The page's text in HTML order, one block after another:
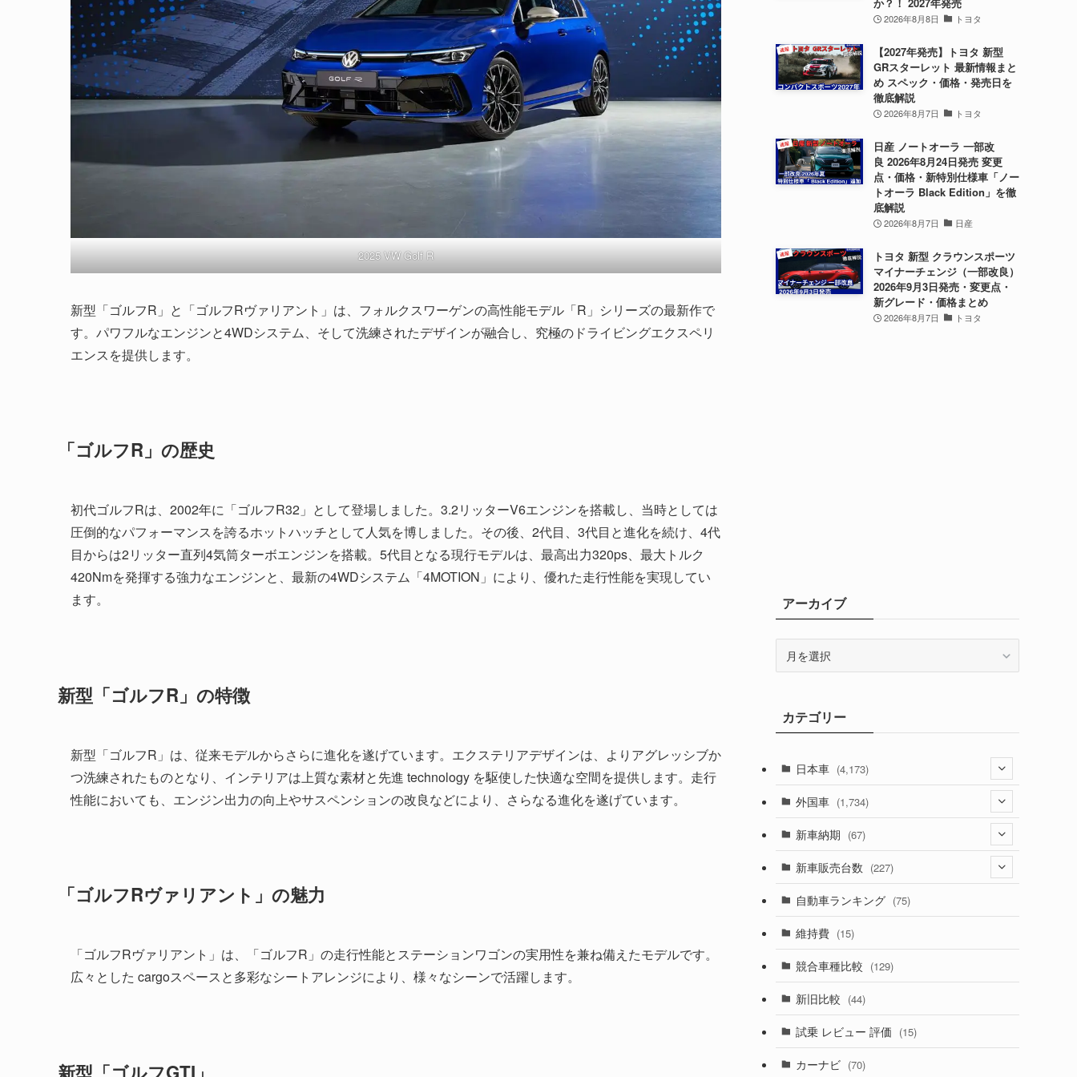
2025 VW Golf R
新型「ゴルフR」と「ゴルフRヴァリアント」は、フォルクスワーゲンの高性能モデル「R」シリーズの最新作で
す。パワフルなエンジンと4WDシステム、そして洗練されたデザインが融合し、究極のドライビングエクスペリ
エンスを提供します。
「ゴルフR」の歴史
初代ゴルフRは、2002年に「ゴルフR32」として登場しました。3.2リッターV6エンジンを搭載し、当時としては
圧倒的なパフォーマンスを誇るホットハッチとして人気を博しました。その後、2代目、3代目と進化を続け、4代
目からは2リッター直列4気筒ターボエンジンを搭載。5代目となる現行モデルは、最高出力320ps、最大トルク
420Nmを発揮する強力なエンジンと、最新の4WDシステム「4MOTION」により、優れた走行性能を実現してい
ます。
新型「ゴルフR」の特徴
新型「ゴルフR」は、従来モデルからさらに進化を遂げています。エクステリアデザインは、よりアグレッシブか
つ洗練されたものとなり、インテリアは上質な素材と先進 technology を駆使した快適な空間を提供します。走行
性能においても、エンジン出力の向上やサスペンションの改良などにより、さらなる進化を遂げています。
「ゴルフRヴァリアント」の魅力
「ゴルフRヴァリアント」は、「ゴルフR」の走行性能とステーションワゴンの実用性を兼ね備えたモデルです。
広々とした cargoスペースと多彩なシートアレンジにより、様々なシーンで活躍します。
新型「ゴルフGTI」
2026年8月8日 トヨタ
【2027年発売】トヨタ 新型
GRスターレット 最新情報まと
め スペック・価格・発売日を
徹底解説
2026年8月7日 トヨタ
日産 ノートオーラ 一部改
良 2026年8月24日発売 変更
点・価格・新特別仕様車「ノー
トオーラ Black Edition」を徹
底解説
2026年8月7日 日産
トヨタ 新型 クラウンスポーツ
マイナーチェンジ（一部改良）
2026年9月3日発売・変更点・
新グレード・価格まとめ
2026年8月7日 トヨタ
アーカイブ
ブカテゴリー
日本車 (4,173)
(1,321)
(329)
(526)
(357)
(328)
(194)
(230)
(253)
外国車 (1,734)
(188)
(242)
(85)
(84)
(14)
(222)
新車納期 (67)
(28)
(8)
(3)
(3)
(5)
新車販売台数 (227)
(21)
(5)
(7)
自動車ランキング (75)
維持費 (15)
競合車種比較 (129)
新旧比較 (44)
試乗 レビュー 評価 (15)
カーナビ (70)